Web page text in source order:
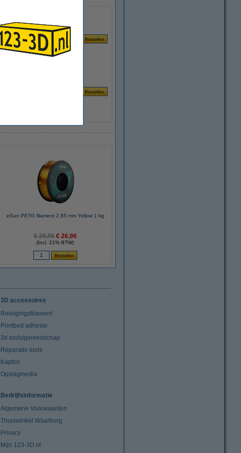
eSun PETG filament 2,85 mm Yellow 1 kg
€ 29,95 € 26,96
(Incl. 21% BTW)
3D accessoires
Reinigingsfilament
Printbed adhesie
3d tools/gereedschap
Reparatie tools
Kapton
Opslagmedia
Bedrijfsinformatie
Algemene Voorwaarden
Thuiswinkel Waarborg
Privacy
Mijn 123-3D.nl